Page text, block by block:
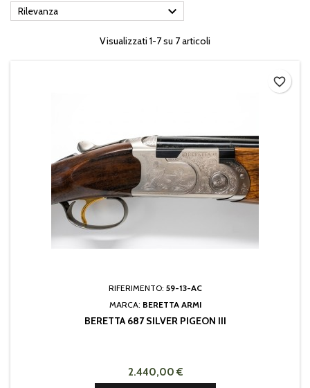
Rilevanza 
Visualizzati 1-7 su 7 articoli
RIFERIMENTO: 59-13-AC
MARCA: BERETTA ARMI
BERETTA 687 SILVER PIGEON III
2.440,00 €
favorite_border